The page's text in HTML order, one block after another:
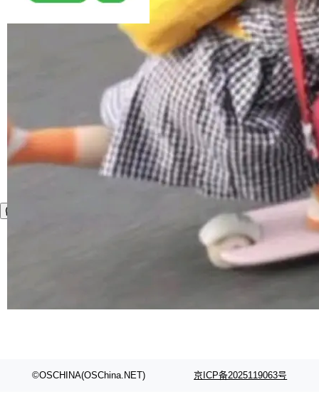
持定时执行 HTML 生成、全文索引及定时采集
（商业版）；增强数据采集稳定性，支持运行中
停止/暂停、增量采集去重及 HTTP 超时控制；
新增友情链接功能，支持后台管理、[@FriendLi
nkList] 模板标签及前台接口；修...
©OSCHINA(OSChina.NET) 京ICP备2025119063号